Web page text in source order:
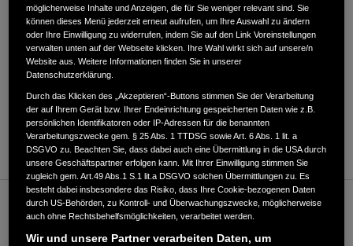
Eckernförder Landstrasse 67 - 69,24941,Flensburg
ANFAHRTSBESCHREIBUNG ANFORDERN
WEBSITE
Verkauf / Kundendienst
möglicherweise Inhalte und Anzeigen, die für Sie weniger relevant sind. Sie
können dieses Menü jederzeit erneut aufrufen, um Ihre Auswahl zu ändern
oder Ihre Einwilligung zu widerrufen, indem Sie auf den Link Voreinstellungen
verwalten unten auf der Webseite klicken. Ihre Wahl wirkt sich auf unsere/n
Website aus. Weitere Informationen finden Sie in unserer
Datenschutzerklärung.
Durch das Klicken des „Akzeptieren“-Buttons stimmen Sie der Verarbeitung
der auf Ihrem Gerät bzw. Ihrer Endeinrichtung gespeicherten Daten wie z.B.
persönlichen Identifikatoren oder IP-Adressen für die benannten
Verarbeitungszwecke gem. § 25 Abs. 1 TTDSG sowie Art. 6 Abs. 1 lit. a
DSGVO zu. Beachten Sie, dass dabei auch eine Übermittlung in die USA durch
unsere Geschäftspartner erfolgen kann. Mit Ihrer Einwilligung stimmen Sie
zugleich gem. Art.49 Abs.1 S.1 lit.a DSGVO solchen Übermittlungen zu. Es
besteht dabei insbesondere das Risiko, dass Ihre Cookie-bezogenen Daten
durch US-Behörden, zu Kontroll- und Überwachungszwecke, möglicherweise
auch ohne Rechtsbehelfsmöglichkeiten, verarbeitet werden.
Wir und unsere Partner verarbeiten Daten, um